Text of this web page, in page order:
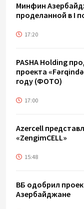
Минфин
проделанной в I
17:20
PASHA Holding
проекта
году (ФОТО)
17:00
Azercell
«ZengimCELL»
15:48
ВБ одобрил
Азербайджане